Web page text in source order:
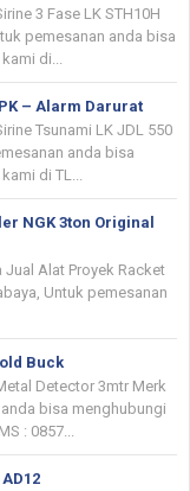
3 Fase LK STH10H
pemesanan anda bisa
di...
– Alarm Darurat
Tsunami LK JDL 550
anda bisa
di TL...
NGK 3ton Original
Jual Alat Proyek Racket
Untuk pemesanan
Buck
Detector 3mtr Merk
bisa menghubungi
: 0857...